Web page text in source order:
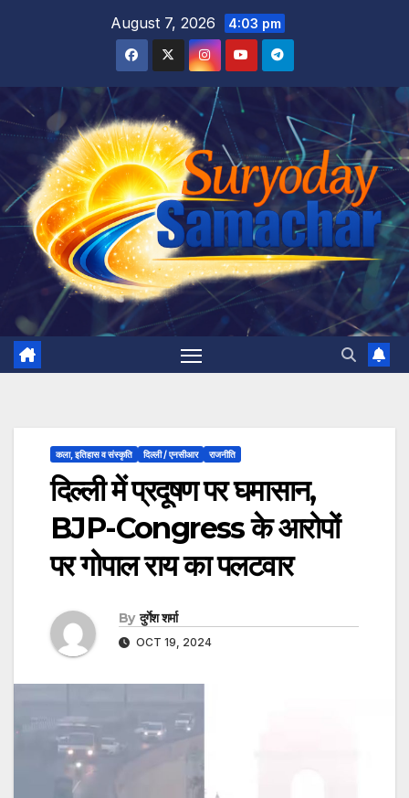
August 7, 2026 4:03 pm
कला, इतिहास व संस्कृति दिल्ली / एनसीआर राजनीति
दिल्ली में प्रदूषण पर घमासान,
BJP-Congress के आरोपों
पर गोपाल राय का पलटवार
By दुर्गेश शर्मा
OCT 19, 2024